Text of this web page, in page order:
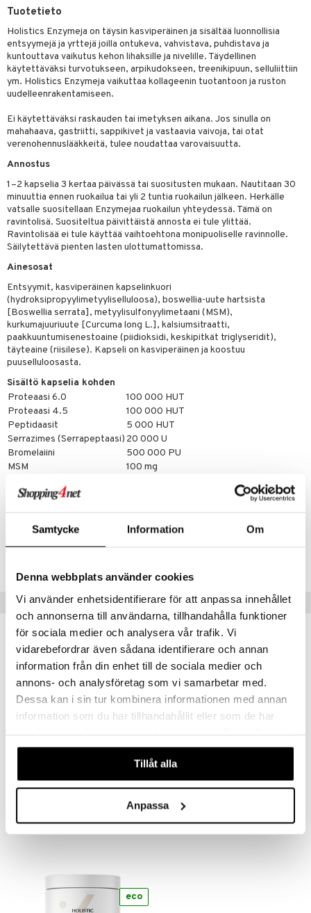
Samtycke Information Om
Denna webbplats använder cookies
Vi använder enhetsidentifierare för att anpassa innehållet
och annonserna till användarna, tillhandahålla funktioner
för sociala medier och analysera vår trafik. Vi
vidarebefordrar även sådana identifierare och annan
information från din enhet till de sociala medier och
annons- och analysföretag som vi samarbetar med.
Dessa kan i sin tur kombinera informationen med annan
information som du har tillhandahållit eller som de har
våra cookies vid fortsatt användande av vår webbplats.
Tillåt alla
Anpassa
Tuotetieto
Holistics Enzymeja on täysin kasviperäinen ja sisältää luonnollisia
entsyymejä ja yrttejä joilla ontukeva, vahvistava, puhdistava ja
kuntouttava vaikutus kehon lihaksille ja nivelille. Täydellinen
käytettäväksi turvotukseen, arpikudokseen, treenikipuun, selluliittiin
ym. Holistics Enzymeja vaikuttaa kollageenin tuotantoon ja ruston
uudelleenrakentamiseen.
Ei käytettäväksi raskauden tai imetyksen aikana. Jos sinulla on
mahahaava, gastriitti, sappikivet ja vastaavia vaivoja, tai otat
verenohennuslääkkeitä, tulee noudattaa varovaisuutta.
Annostus
1–2 kapselia 3 kertaa päivässä tai suositusten mukaan. Nautitaan 30
minuuttia ennen ruokailua tai yli 2 tuntia ruokailun jälkeen. Herkälle
vatsalle suositellaan Enzymejaa ruokailun yhteydessä. Tämä on
ravintolisä. Suositeltua päivittäistä annosta ei tule ylittää.
Ravintolisää ei tule käyttää vaihtoehtona monipuoliselle ravinnolle.
Säilytettävä pienten lasten ulottumattomissa.
Ainesosat
Entsyymit, kasviperäinen kapselinkuori
(hydroksipropyylimetyyliselluloosa), boswellia-uute hartsista
[Boswellia serrata], metyylisulfonyylimetaani (MSM),
kurkumajuuriuute [Curcuma long L.], kalsiumsitraatti,
paakkuuntumisenestoaine (piidioksidi, keskipitkät triglyseridit),
täyteaine (riisilese). Kapseli on kasviperäinen ja koostuu
puuselluloosasta.
Sisältö kapselia kohden
Proteaasi 6.0
100 000 HUT
Proteaasi 4.5
100 000 HUT
Peptidaasit
5 000 HUT
Serrazimes (Serrapeptaasi) 20 000 U
Bromelaiini
500 000 PU
MSM
100 mg
Boswelliauute (40 %)
Vinkkejä sinulle
Holistic MSM
HOLISTIC
15,90
Holistic Q10
HOLISTIC
27,02
eco
kuorinta
intoleranssi
alentavat
rasvahapot
vahvistavat
säätelevät
helpottava
nenä & kurkku
K
energiaa
& vastauksia